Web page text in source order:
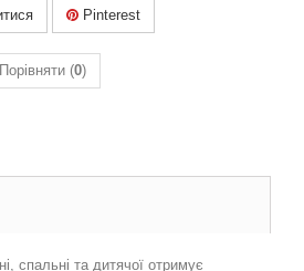
Pinterest
Порівняти (0)
спальні та дитячої отримує